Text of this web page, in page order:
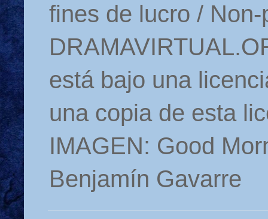
fines de lucro /
está bajo una
una copia de esta
IMAGEN: Good
Benjamín Gavarre